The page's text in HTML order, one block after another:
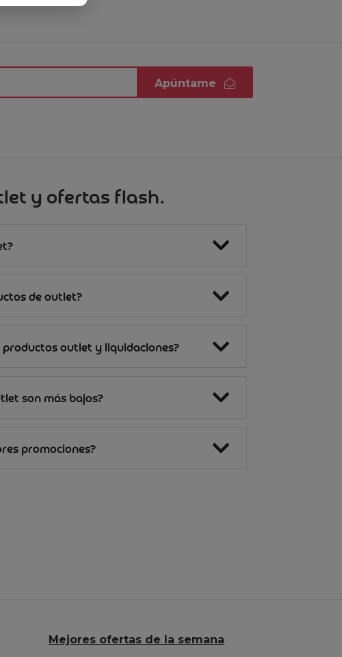
Apúntame
y ofertas flash.
de outlet?
outlet y liquidaciones?
son más bajos?
promociones?
Mejores ofertas de la semana